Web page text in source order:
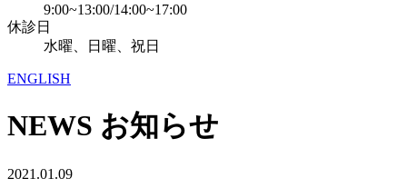
9:00~13:00/14:00~17:00
休診日
水曜、日曜、祝日
ENGLISH
NEWS お知らせ
2021.01.09